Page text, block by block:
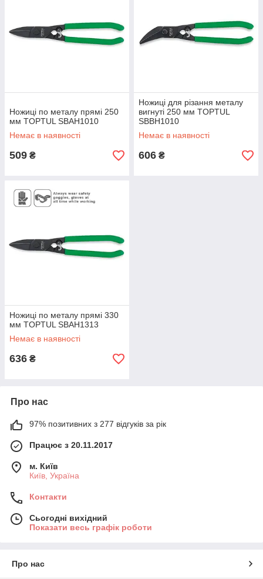
Ножиці по металу прямі 250
мм TOPTUL SBAH1010
Немає в наявності
509 ₴
Ножиці для різання металу
вигнуті 250 мм TOPTUL
SBBH1010
Немає в наявності
606 ₴
Ножиці по металу прямі 330
мм TOPTUL SBAH1313
Немає в наявності
636 ₴
Про нас
97% позитивних з 277 відгуків за рік
Працює з 20.11.2017
м. Київ
Київ, Україна
Контакти
Сьогодні вихідний
Показати весь графік роботи
Про нас